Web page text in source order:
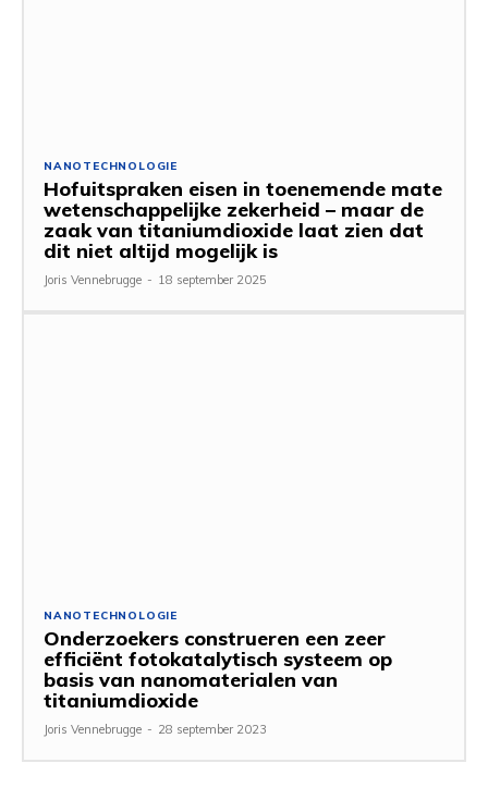
NANOTECHNOLOGIE
Hofuitspraken eisen in toenemende mate
wetenschappelijke zekerheid – maar de
zaak van titaniumdioxide laat zien dat
dit niet altijd mogelijk is
Joris Vennebrugge - 18 september 2025
NANOTECHNOLOGIE
Onderzoekers construeren een zeer
efficiënt fotokatalytisch systeem op
basis van nanomaterialen van
titaniumdioxide
Joris Vennebrugge - 28 september 2023